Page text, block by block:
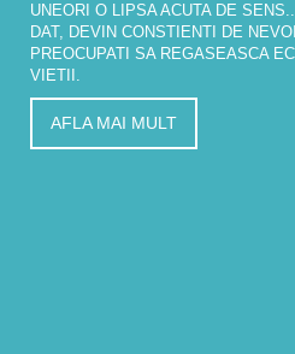
UNEORI O LIPSA ACUTA DE
DAT, DEVIN CONSTIENTI DE
PREOCUPATI SA REGASEASCA
VIETII.
AFLA MAI MULT